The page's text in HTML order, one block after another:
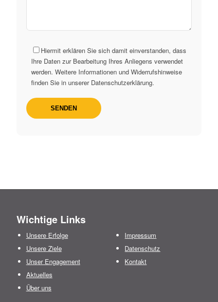
Hiermit erklären Sie sich damit einverstanden, dass
Ihre Daten zur Bearbeitung Ihres Anliegens verwendet
werden. Weitere Informationen und Widerrufshinweise
finden Sie in unserer Datenschutzerklärung.
Wichtige Links
Unsere Erfolge
Unsere Ziele
Unser Engagement
Aktuelles
Über uns
Impressum
Datenschutz
Kontakt